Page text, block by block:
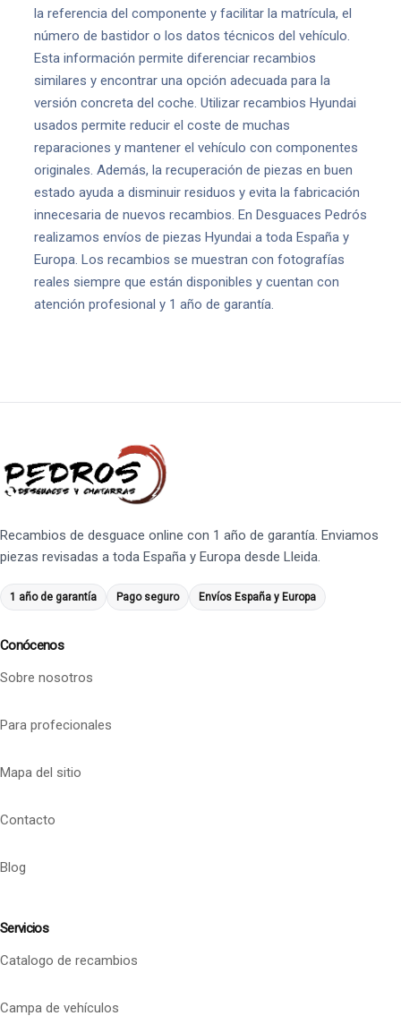
la referencia del componente y facilitar la matrícula, el
número de bastidor o los datos técnicos del vehículo.
Esta información permite diferenciar recambios
similares y encontrar una opción adecuada para la
versión concreta del coche. Utilizar recambios Hyundai
usados permite reducir el coste de muchas
reparaciones y mantener el vehículo con componentes
originales. Además, la recuperación de piezas en buen
estado ayuda a disminuir residuos y evita la fabricación
innecesaria de nuevos recambios. En Desguaces Pedrós
realizamos envíos de piezas Hyundai a toda España y
Europa. Los recambios se muestran con fotografías
reales siempre que están disponibles y cuentan con
atención profesional y 1 año de garantía.
Recambios de desguace online con 1 año de garantía. Enviamos
piezas revisadas a toda España y Europa desde Lleida.
1 año de garantía Pago seguro Envíos España y Europa
Conócenos
Sobre nosotros
Para profecionales
Mapa del sitio
Contacto
Blog
Servicios
Catalogo de recambios
Campa de vehículos